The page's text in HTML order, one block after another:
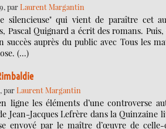
parLaurent Margantin
silencieuse" qui vient de paraître cet
Pascal Quignard a écrit des romans.
succès auprès du public avec Tous les
(…)
parLaurent Margantin
ligne les éléments d’une controverse
Jean-Jacques Lefrère dans la
envoyé par le maître d’œuvre de